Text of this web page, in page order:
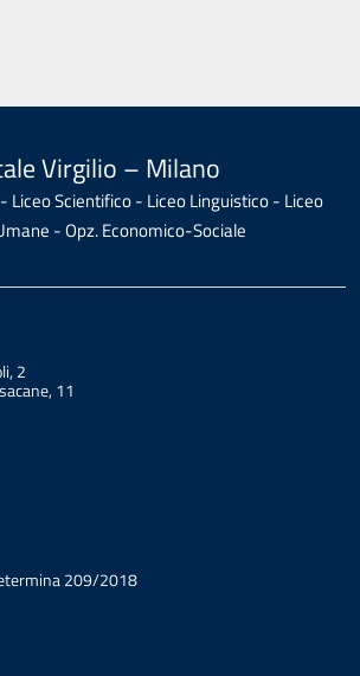
Virgilio – Milano
Liceo Scientifico - Liceo Linguistico - Liceo
- Opz. Economico-Sociale
2
11
209/2018